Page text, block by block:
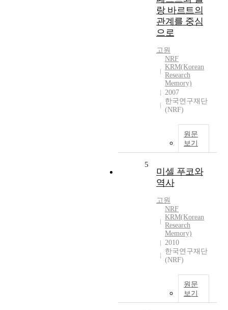
랑 바르트의
관계를 중심
으로
고원
NRF
KRM(Korean
Research
Memory)
2007
한국연구재단
(NRF)
원문
보기
5
미셀 푸코와
역사
고원
NRF
KRM(Korean
Research
Memory)
2010
한국연구재단
(NRF)
원문
보기